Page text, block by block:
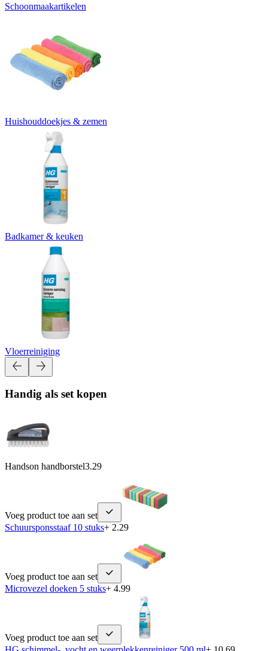
Schoonmaakartikelen
Huishouddoekjes & zemen
Badkamer & keuken
Vloerreiniging
Handig als set kopen
Handson handborstel3.29
Voeg product toe aan set
Schuursponsstaaf 10 stuks+ 2.29
Voeg product toe aan set
Microvezel doeken 5 stuks+ 4.99
Voeg product toe aan set